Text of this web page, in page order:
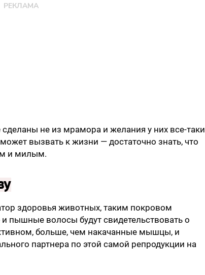
не из мрамора и желания у них все-таки
вызвать к жизни — достаточно знать, что
и милым.
здоровья животных, таким покровом
пышные волосы будут свидетельствовать о
больше, чем накачанные мышцы, и
партнера по этой самой репродукции на